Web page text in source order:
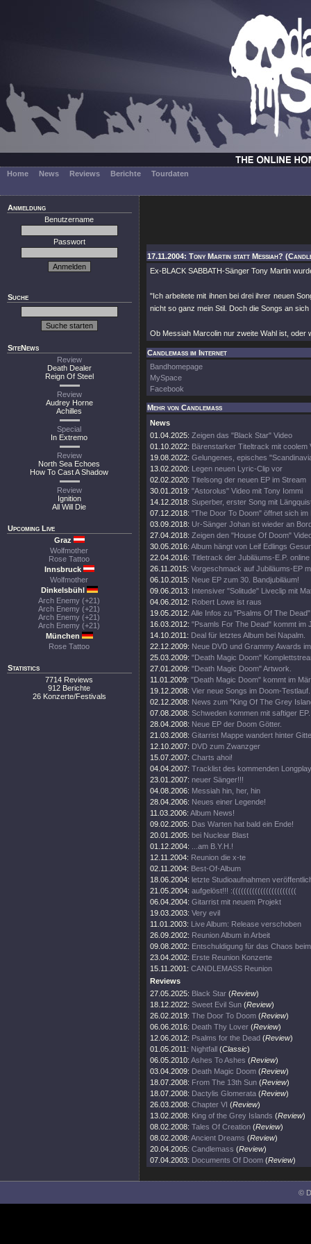
Home News Reviews Berichte Tourdaten
Anmeldung
Benutzername
Passwort
Suche
SiteNews
Review
Death Dealer
Reign Of Steel
Review
Audrey Horne
Achilles
Special
In Extremo
Review
North Sea Echoes
How To Cast A Shadow
Review
Ignition
All Will Die
Upcoming Live
Graz
Wolfmother
Rose Tattoo
Innsbruck
Wolfmother
Dinkelsbühl
Arch Enemy (+21)
Arch Enemy (+21)
Arch Enemy (+21)
Arch Enemy (+21)
München
Rose Tattoo
Statistics
7714 Reviews
912 Berichte
26 Konzerte/Festivals
17.11.2004: Tony Martin statt Messiah?
Ex-BLACK SABBATH-Sänger Tony Martin
"Ich arbeitete mit ihnen bei drei ihrer neuen
nicht so ganz mein Stil. Doch die Songs an
Ob Messiah Marcolin nur zweite Wahl ist, oder
Candlemass im Internet
Bandhomepage
MySpace
Facebook
Mehr von Candlemass
News
01.04.2025: Zeigen das "Black Star" Video
01.10.2022: Bärenstarker Titeltrack mit coolem
19.08.2022: Gelungenes, episches
13.02.2020: Legen neuen Lyric-Clip vor
02.02.2020: Titelsong der neuen EP im Stream
30.01.2019: "Astorolus" Video mit Tony Iommi
14.12.2018: Superber, erster Song mit
07.12.2018: "The Door To Doom" öffnet sich im
03.09.2018: Ur-Sänger Johan ist wieder an
27.04.2018: Zeigen den "House Of Doom"
30.05.2016: Album hängt von Leif Edlings
22.04.2016: Titletrack der Jubiläums-E.P. online
26.11.2015: Vorgeschmack auf Jubiläums-EP
06.10.2015: Neue EP zum 30. Bandjubiläum!
09.06.2013: Intensiver "Solitude" Liveclip mit
04.06.2012: Robert Lowe ist raus
19.05.2012: Alle Infos zu "Psalms Of The
16.03.2012: "Psamls For The Dead" kommt im
14.10.2011: Deal für letztes Album bei Napalm.
22.12.2009: Neue DVD und Grammy Awards
25.03.2009: "Death Magic Doom"
27.01.2009: "Death Magic Doom" Artwork.
11.01.2009: "Death Magic Doom" kommt im
19.12.2008: Vier neue Songs im Doom-Testlauf.
02.12.2008: News zum "King Of The Grey
07.08.2008: Schweden kommen mit saftiger EP.
28.04.2008: Neue EP der Doom Götter.
21.03.2008: Gitarrist Mappe wandert hinter
12.10.2007: DVD zum Zwanzger
15.07.2007: Charts ahoi!
04.04.2007: Tracklist des kommenden
23.01.2007: neuer Sänger!!!
04.08.2006: Messiah hin, her, hin
28.04.2006: Neues einer Legende!
11.03.2006: Album News!
09.02.2005: Das Warten hat bald ein Ende!
20.01.2005: bei Nuclear Blast
01.12.2004:
...am B.Y.H.!
12.11.2004: Reunion die x-te
02.11.2004: Best-Of-Album
18.06.2004: letzte Studioaufnahmen
21.05.2004: aufgelöst!!! :(((((((((((((((((((((((
06.04.2004: Gitarrist mit neuem Projekt
19.03.2003: Very evil
11.01.2003: Live Album: Release verschoben
26.09.2002: Reunion Album in Arbeit
09.08.2002: Entschuldigung für das Chaos
23.04.2002: Erste Reunion Konzerte
15.11.2001: CANDLEMASS Reunion
Reviews
27.05.2025: Black Star (Review)
18.12.2022: Sweet Evil Sun (Review)
26.02.2019: The Door To Doom (Review)
06.06.2016: Death Thy Lover (Review)
12.06.2012: Psalms for the Dead (Review)
01.05.2011: Nightfall (Classic)
06.05.2010: Ashes To Ashes (Review)
03.04.2009: Death Magic Doom (Review)
18.07.2008: From The 13th Sun (Review)
18.07.2008: Dactylis Glomerata (Review)
26.03.2008: Chapter VI (Review)
13.02.2008: King of the Grey Islands (Review)
08.02.2008: Tales Of Creation (Review)
08.02.2008: Ancient Dreams (Review)
20.04.2005: Candlemass (Review)
07.04.2003: Documents Of Doom (Review)
©